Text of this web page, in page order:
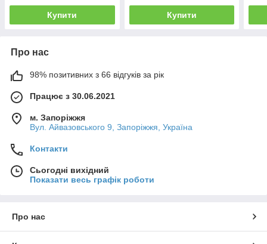
мм)
Купити Купити
Про нас
98% позитивних з 66 відгуків за рік
Працює з 30.06.2021
м. Запоріжжя
Вул. Айвазовського 9, Запоріжжя, Україна
Контакти
Сьогодні вихідний
Показати весь графік роботи
Про нас